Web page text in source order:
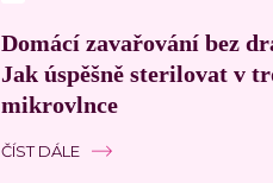
Domácí zavařování bez
Jak úspěšně sterilovat v
mikrovlnce
ČÍST DÁLE